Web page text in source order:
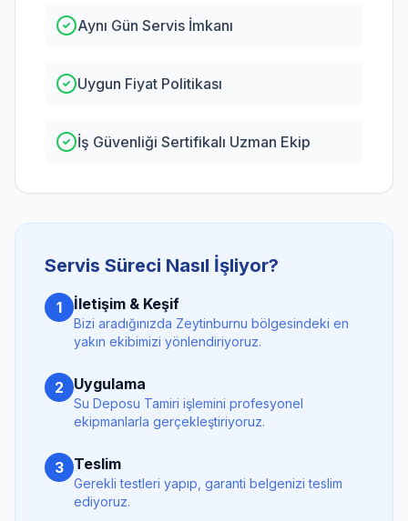
Aynı Gün Servis İmkanı
Uygun Fiyat Politikası
İş Güvenliği Sertifikalı Uzman Ekip
Servis Süreci Nasıl İşliyor?
1 İletişim & Keşif
Bizi aradığınızda Zeytinburnu bölgesindeki en
yakın ekibimizi yönlendiriyoruz.
2 Uygulama
Su Deposu Tamiri işlemini profesyonel
ekipmanlarla gerçekleştiriyoruz.
3 Teslim
Gerekli testleri yapıp, garanti belgenizi teslim
ediyoruz.